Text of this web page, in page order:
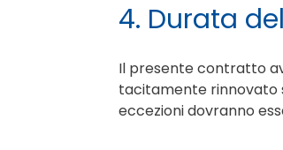
4. Durata
Il presente contratto
tacitamente rinnovato
eccezioni dovranno